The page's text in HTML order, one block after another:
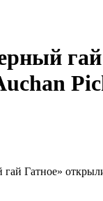
гай
Гатное»